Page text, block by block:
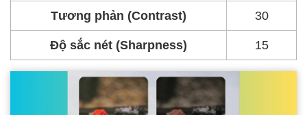
Tương phản (Contrast) 30
Độ sắc nét (Sharpness) 15